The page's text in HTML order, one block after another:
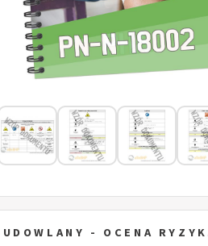
- OCENA